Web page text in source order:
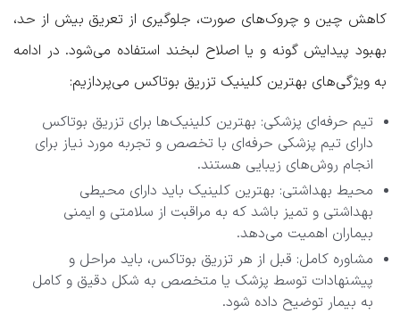
کاهش چین و چروک‌های صورت، جلوگیری از تعریق بیش از حد،
بهبود پیدایش گونه و یا اصلاح لبخند استفاده می‌شود. در ادامه
به ویژگی‌های بهترین کلینیک تزریق بوتاکس می‌پردازیم:
تیم حرفه‌ای پزشکی: بهترین کلینیک‌ها برای تزریق بوتاکس
دارای تیم پزشکی حرفه‌ای با تخصص و تجربه مورد نیاز برای
انجام روش‌های زیبایی هستند.
محیط بهداشتی: بهترین کلینیک باید دارای محیطی
بهداشتی و تمیز باشد که به مراقبت از سلامتی و ایمنی
بیماران اهمیت می‌دهد.
مشاوره کامل: قبل از هر تزریق بوتاکس، باید مراحل و
پیشنهادات توسط پزشک یا متخصص به شکل دقیق و کامل
به بیمار توضیح داده شود.